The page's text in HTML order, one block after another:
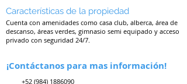
Características de la propiedad
Cuenta con amenidades como casa club, alberca, área de
descanso, áreas verdes, gimnasio semi equipado y acceso
privado con seguridad 24/7.
¡Contáctanos para mas información!
+52 (984) 1886090